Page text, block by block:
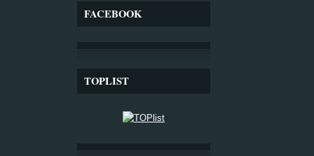
FACEBOOK
TOPLIST